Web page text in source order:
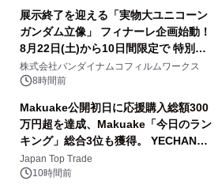
展示終了を迎える「実物大ユニコーン
ガンダム立像」 フィナーレ企画始動！
8月22日(土)から10日間限定で 特別映
像『UNICORN GUNDAM Statue ―
BEYOND POSSIBILITY ―』を上映！
株式会社バンダイナムコフィルムワークス
8時間前
Makuake公開初日に応援購入総額300
万円超を達成、Makuake「今日のラン
キング」総合3位も獲得。 YECHAN音
浴シンギングボウル第2弾の大型サイ
ズ（XL・2XL・3XL）を先行販売中
Japan Top Trade
10時間前